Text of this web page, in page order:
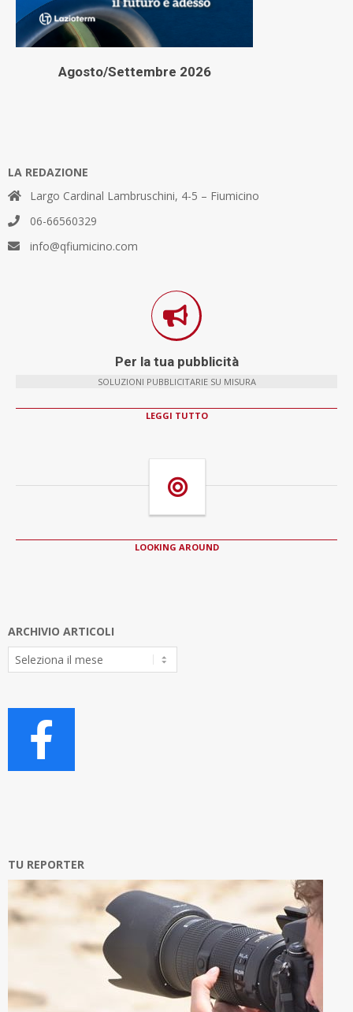
Agosto/Settembre 2026
LA REDAZIONE
Largo Cardinal Lambruschini, 4-5 – Fiumicino
06-66560329
info@qfiumicino.com
Per la tua pubblicità
SOLUZIONI PUBBLICITARIE SU MISURA
LEGGI TUTTO
LOOKING AROUND
ARCHIVIO ARTICOLI
Archivio
Articoli
TU REPORTER